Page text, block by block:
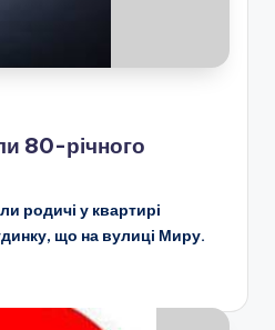
80-річного
родичі у квартирі
що на вулиці Миру.